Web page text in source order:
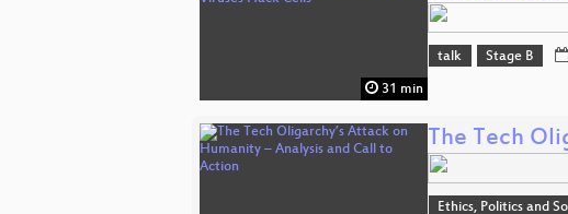
31 min
talk Stage B
The Tech
Ethics, Politics and